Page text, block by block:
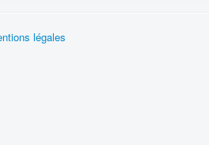
légales